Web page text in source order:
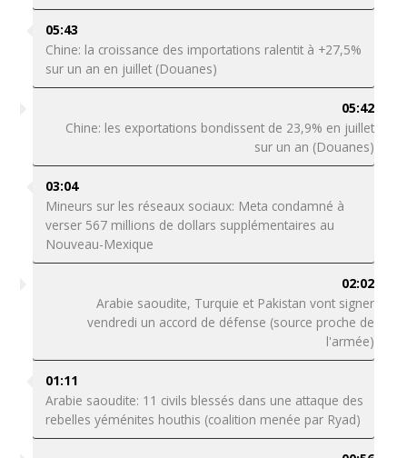
05:43
Chine: la croissance des importations ralentit à +27,5%
sur un an en juillet (Douanes)
05:42
Chine: les exportations bondissent de 23,9% en juillet
sur un an (Douanes)
03:04
Mineurs sur les réseaux sociaux: Meta condamné à
verser 567 millions de dollars supplémentaires au
Nouveau-Mexique
02:02
Arabie saoudite, Turquie et Pakistan vont signer
vendredi un accord de défense (source proche de
l'armée)
01:11
Arabie saoudite: 11 civils blessés dans une attaque des
rebelles yéménites houthis (coalition menée par Ryad)